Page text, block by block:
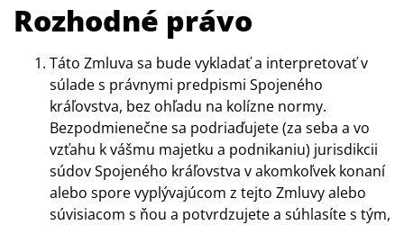
Rozhodné právo
Táto Zmluva sa bude vykladať a interpretovať v
súlade s právnymi predpismi Spojeného
kráľovstva, bez ohľadu na kolízne normy.
Bezpodmienečne sa podriaďujete (za seba a vo
vzťahu k vášmu majetku a podnikaniu) jurisdikcii
súdov Spojeného kráľovstva v akomkoľvek konaní
alebo spore vyplývajúcom z tejto Zmluvy alebo
súvisiacom s ňou a potvrdzujete a súhlasíte s tým,